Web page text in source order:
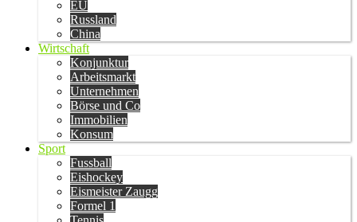
EU
Russland
China
Wirtschaft
Konjunktur
Arbeitsmarkt
Unternehmen
Börse und Co
Immobilien
Konsum
Sport
Fussball
Eishockey
Eismeister Zaugg
Formel 1